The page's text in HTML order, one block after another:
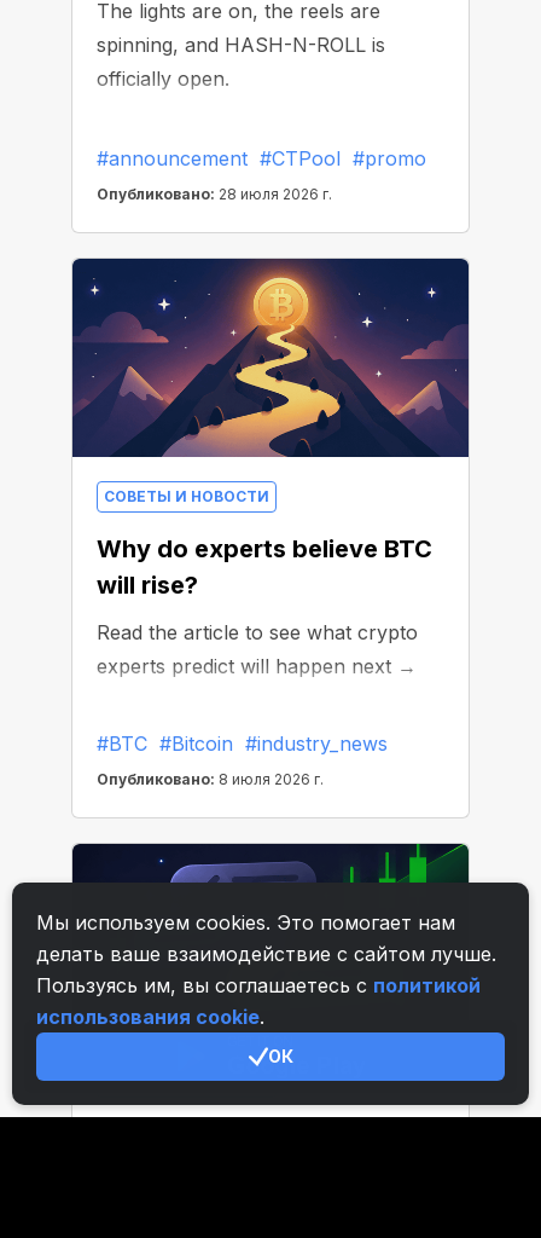
Мы используем cookies. Это помогает нам
делать ваше взаимодействие с сайтом лучше.
Пользуясь им, вы соглашаетесь с политикой
использования cookie.
ОК